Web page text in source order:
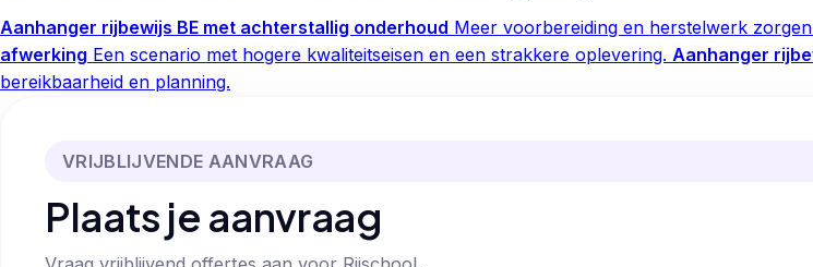
Aanhanger rijbewijs BE met achterstallig onderhoud Meer voorbereiding en herstelwerk
afwerking Een scenario met hogere kwaliteitseisen en een strakkere oplevering. Aanhanger
bereikbaarheid en planning.
VRIJBLIJVENDE AANVRAAG
Plaats je aanvraag